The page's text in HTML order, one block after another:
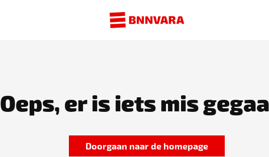
Oeps, er is iets mis
Doorgaan naar de homepage